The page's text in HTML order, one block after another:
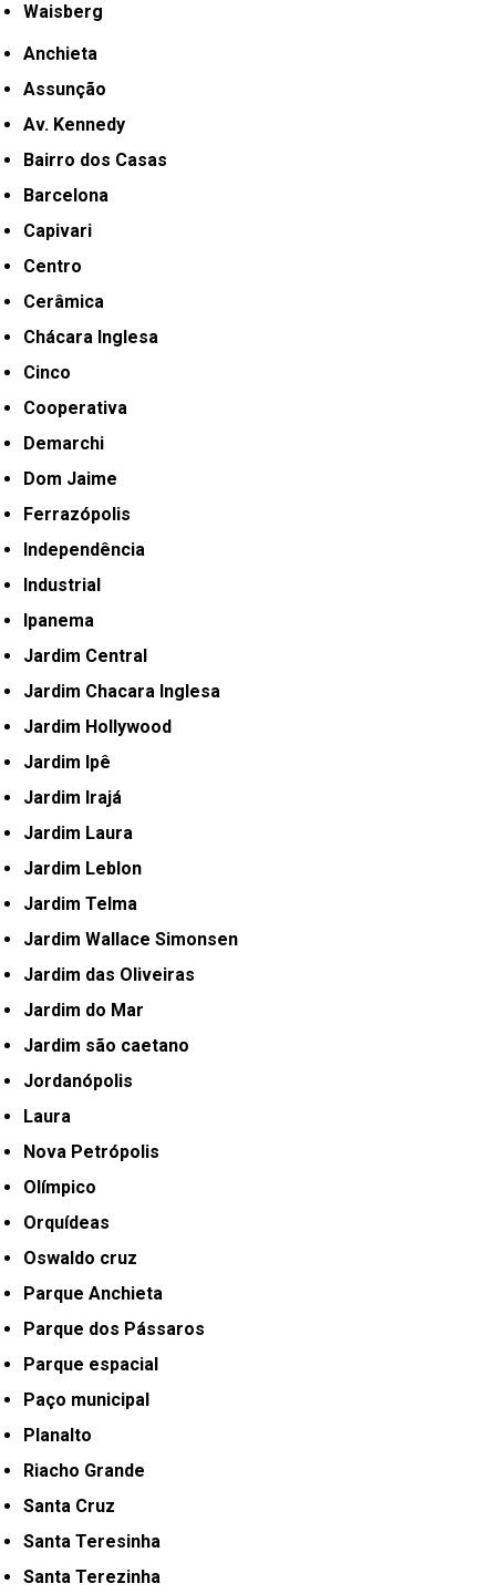
Waisberg
Anchieta
Assunção
Av. Kennedy
Bairro dos Casas
Barcelona
Capivari
Centro
Cerâmica
Chácara Inglesa
Cinco
Cooperativa
Demarchi
Dom Jaime
Ferrazópolis
Independência
Industrial
Ipanema
Jardim Central
Jardim Chacara Inglesa
Jardim Hollywood
Jardim Ipê
Jardim Irajá
Jardim Laura
Jardim Leblon
Jardim Telma
Jardim Wallace Simonsen
Jardim das Oliveiras
Jardim do Mar
Jardim são caetano
Jordanópolis
Laura
Nova Petrópolis
Olímpico
Orquídeas
Oswaldo cruz
Parque Anchieta
Parque dos Pássaros
Parque espacial
Paço municipal
Planalto
Riacho Grande
Santa Cruz
Santa Teresinha
Santa Terezinha